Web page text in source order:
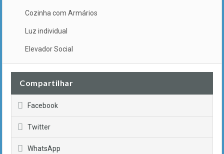
Cozinha com Armários
Luz individual
Elevador Social
Compartilhar
Facebook
Twitter
WhatsApp